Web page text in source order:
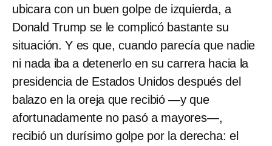
ubicara con un buen golpe de izquierda, a
Donald Trump se le complicó bastante su
situación. Y es que, cuando parecía que nadie
ni nada iba a detenerlo en su carrera hacia la
presidencia de Estados Unidos después del
balazo en la oreja que recibió —y que
afortunadamente no pasó a mayores—,
recibió un durísimo golpe por la derecha: el